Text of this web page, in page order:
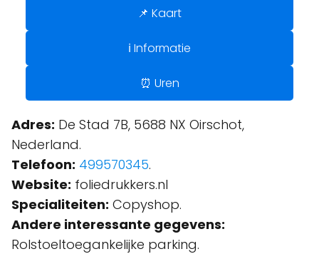
📌 Kaart
ℹ️ Informatie
⏰ Uren
Adres: De Stad 7B, 5688 NX Oirschot,
Nederland.
Telefoon: 499570345.
Website: foliedrukkers.nl
Specialiteiten: Copyshop.
Andere interessante gegevens:
Rolstoeltoegankelijke parking.